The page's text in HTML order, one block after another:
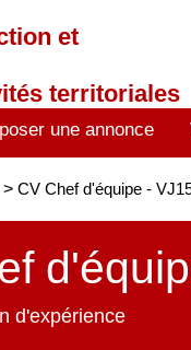
et
territoriales
une annonce
> CV Chef d'équipe -
d'expérience